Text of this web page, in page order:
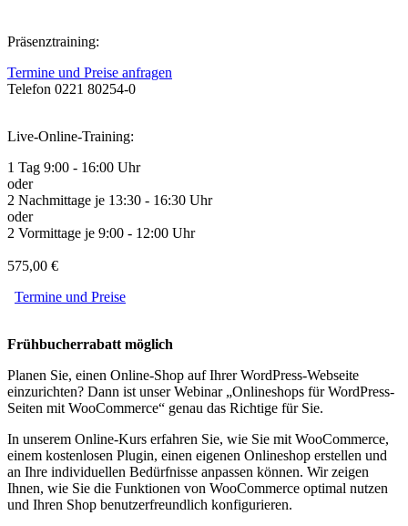
Präsenztraining:
Termine und Preise anfragen
Telefon 0221 80254-0
Live-Online-Training:
1 Tag 9:00 - 16:00 Uhr
oder
2 Nachmittage je 13:30 - 16:30 Uhr
oder
2 Vormittage je 9:00 - 12:00 Uhr
575,00 €
Termine und Preise
Frühbucherrabatt möglich
Planen Sie, einen Online-Shop auf Ihrer WordPress-Webseite
einzurichten? Dann ist unser Webinar „Onlineshops für WordPress-
Seiten mit WooCommerce“ genau das Richtige für Sie.
In unserem Online-Kurs erfahren Sie, wie Sie mit WooCommerce,
einem kostenlosen Plugin, einen eigenen Onlineshop erstellen und
an Ihre individuellen Bedürfnisse anpassen können. Wir zeigen
Ihnen, wie Sie die Funktionen von WooCommerce optimal nutzen
und Ihren Shop benutzerfreundlich konfigurieren.